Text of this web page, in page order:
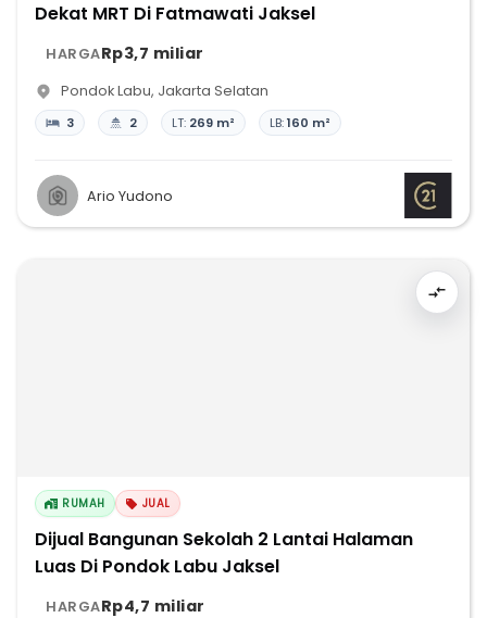
Dekat MRT Di Fatmawati Jaksel
HARGARp3,7 miliar
Pondok Labu, Jakarta Selatan
3 2 LT: 269 m² LB:160 m²
Ario Yudono
RUMAH JUAL
Dijual Bangunan Sekolah 2 Lantai Halaman
Luas Di Pondok Labu Jaksel
HARGARp4,7 miliar